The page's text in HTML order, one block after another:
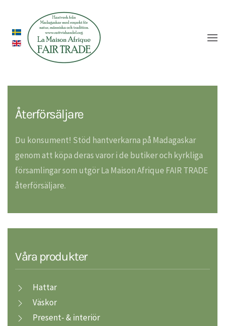
Återförsäljare
Du konsument! Stöd hantverkarna på Madagaskar
genom att köpa deras varor i de butiker och kyrkliga
församlingar som utgör La Maison Afrique FAIR TRADE
återförsäljare.
Våra produkter
Hattar
Väskor
Present- & interiör